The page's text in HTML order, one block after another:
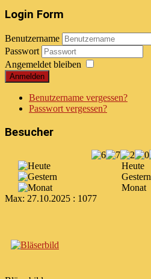
Login Form
Benutzername
Passwort
Angemeldet bleiben
Anmelden
Benutzername vergessen?
Passwort vergessen?
Besucher
Heute
Gestern
Monat
Max: 27.10.2025 : 1077